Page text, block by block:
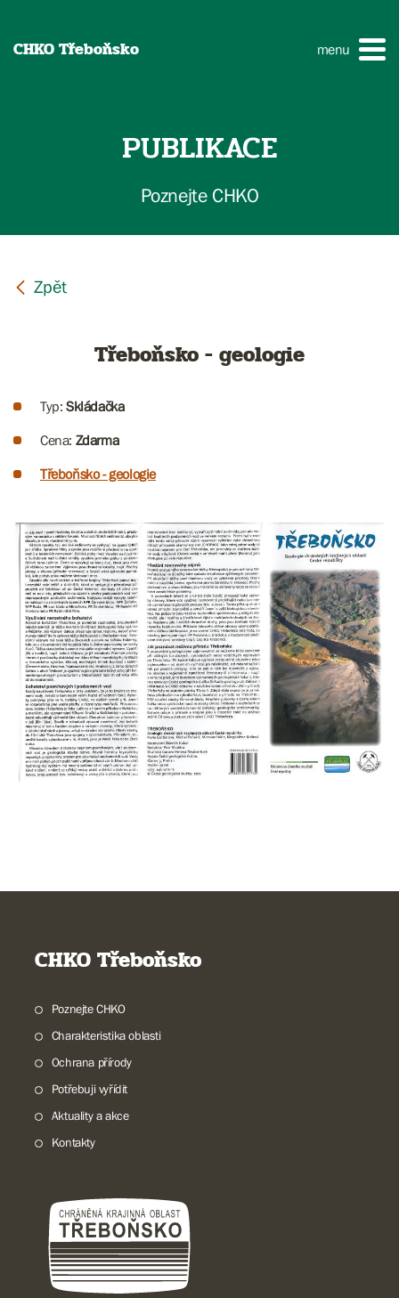
CHKO Třeboňsko menu
PUBLIKACE
Poznejte CHKO
Třeboňsko - geologie
Typ: Skládačka
Cena: Zdarma
Třeboňsko - geologie
CHKO Třeboňsko
Poznejte CHKO
Charakteristika oblasti
Ochrana přírody
Potřebuji vyřídit
Aktuality a akce
Kontakty